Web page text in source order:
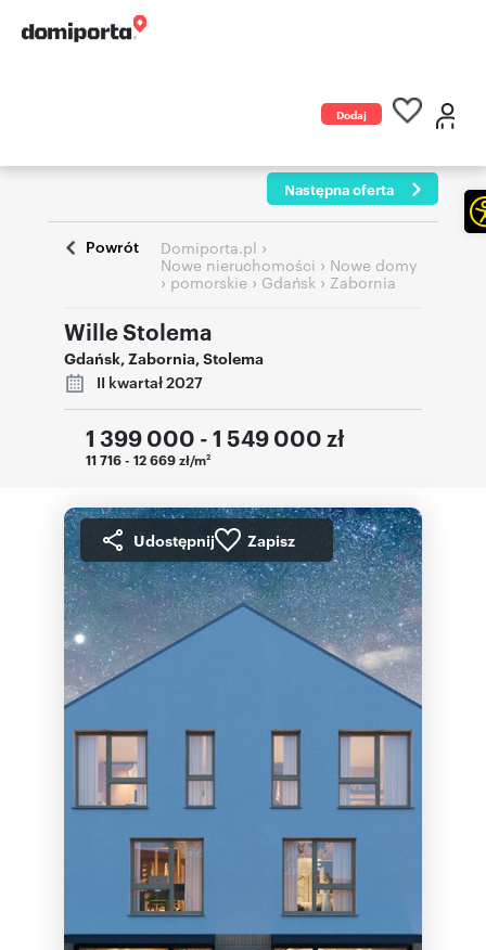
Dodaj
Następna oferta
Powrót Domiporta.pl ›
Nowe nieruchomości › Nowe domy
› pomorskie › Gdańsk › Zabornia
Wille Stolema
Gdańsk,Zabornia,Stolema
II kwartał 2027
1 399 000 - 1 549 000 zł
11 716 - 12 669 zł/m2
Udostępnij Zapisz